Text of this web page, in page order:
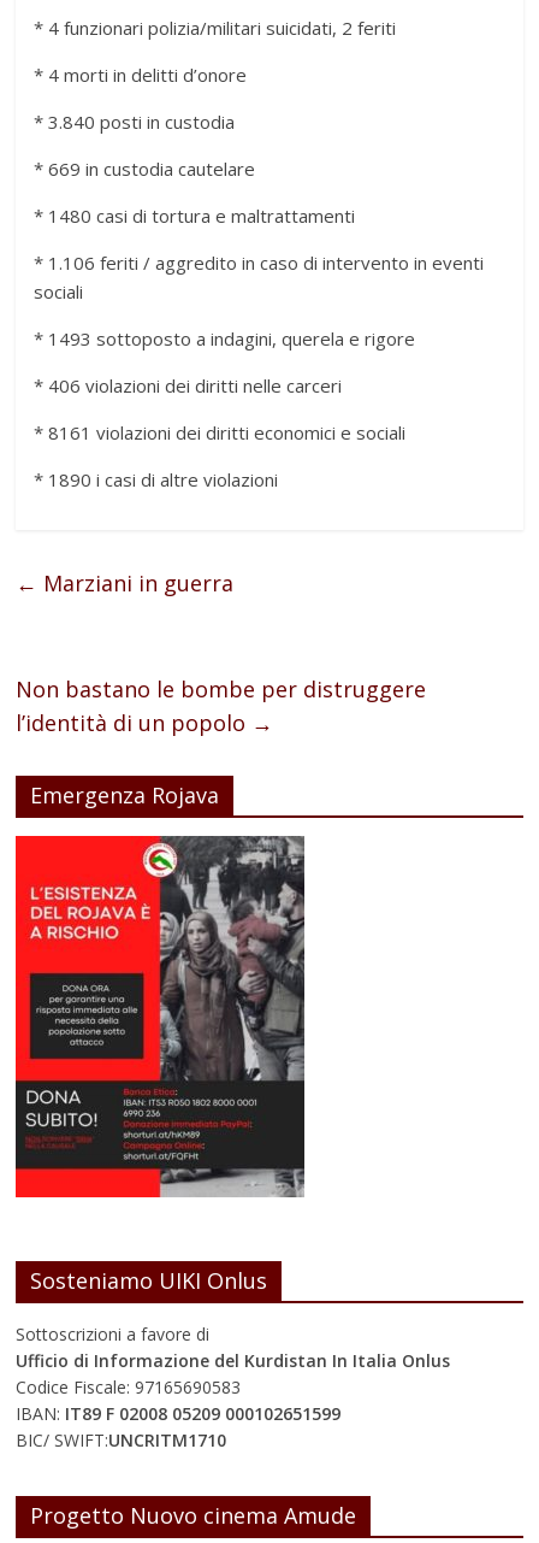
* 4 funzionari polizia/militari suicidati, 2 feriti
* 4 morti in delitti d’onore
* 3.840 posti in custodia
* 669 in custodia cautelare
* 1480 casi di tortura e maltrattamenti
* 1.106 feriti / aggredito in caso di intervento in eventi
sociali
* 1493 sottoposto a indagini, querela e rigore
* 406 violazioni dei diritti nelle carceri
* 8161 violazioni dei diritti economici e sociali
* 1890 i casi di altre violazioni
← Marziani in guerra
Non bastano le bombe per distruggere
l’identità di un popolo →
Emergenza Rojava
Sosteniamo UIKI Onlus
Sottoscrizioni a favore di
Ufficio di Informazione del Kurdistan In Italia Onlus
Codice Fiscale: 97165690583
IBAN: IT89 F 02008 05209 000102651599
BIC/ SWIFT:UNCRITM1710
Progetto Nuovo cinema Amude